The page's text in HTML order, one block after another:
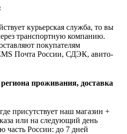
курьерская служба, то вы
транспортную компанию.
покупателям
Почта России, СДЭК, авито-
проживания, доставка
присутствует наш магазин +
или на следующий день
часть России: до 7 дней